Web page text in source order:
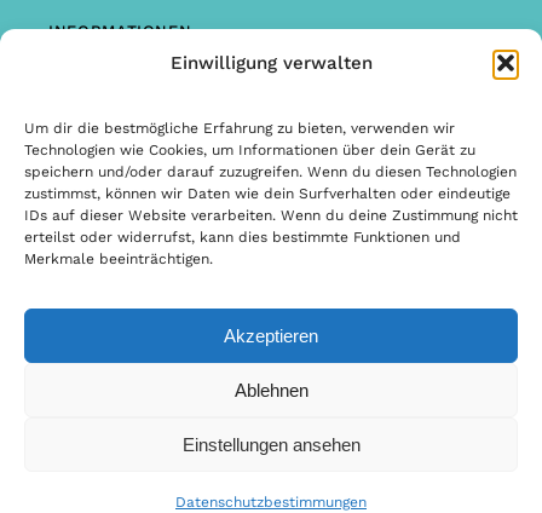
Einwilligung verwalten
Um dir die bestmögliche Erfahrung zu bieten, verwenden wir
Technologien wie Cookies, um Informationen über dein Gerät zu
speichern und/oder darauf zuzugreifen. Wenn du diesen Technologien
zustimmst, können wir Daten wie dein Surfverhalten oder eindeutige
IDs auf dieser Website verarbeiten. Wenn du deine Zustimmung nicht
erteilst oder widerrufst, kann dies bestimmte Funktionen und
Merkmale beeinträchtigen.
Akzeptieren
Ablehnen
Einstellungen ansehen
Datenschutzbestimmungen
INFORMATIONEN
Garantie & Reklamationen
Allgemeine Bedingungen & Konditionen
Allgemeine Bedingungen & Konditionen
Datenschutzbestimmungen
Scriptex